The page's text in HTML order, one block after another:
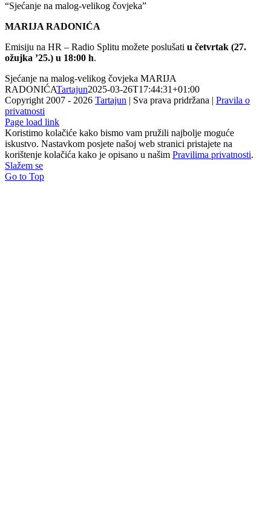
“Sjećanje na malog-velikog čovjeka”
MARIJA RADONIĆA
Emisiju na HR – Radio Splitu možete poslušati u četvrtak (27.
ožujka ’25.) u 18:00 h.
Sjećanje na malog-velikog čovjeka MARIJA
RADONIĆATartajun2025-03-26T17:44:31+01:00
Copyright 2007 - 2026 Tartajun | Sva prava pridržana | Pravila o
privatnosti
Page load link
Koristimo kolačiće kako bismo vam pružili najbolje moguće
iskustvo. Nastavkom posjete našoj web stranici pristajete na
korištenje kolačića kako je opisano u našim Pravilima privatnosti.
Slažem se
Go to Top